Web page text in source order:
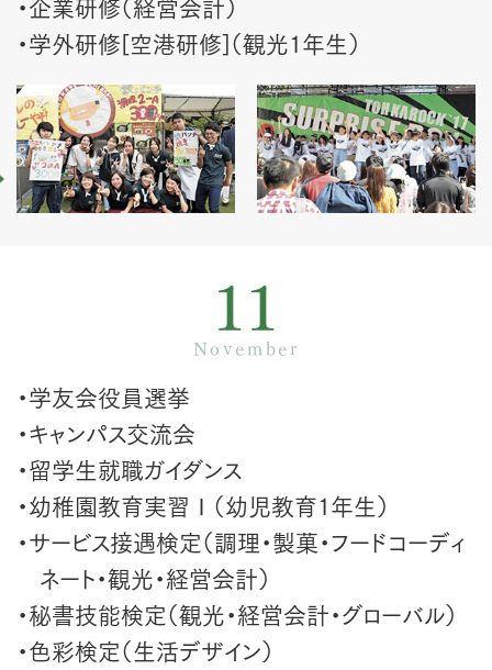
・企業研修（経営会計）
・学外研修[空港研修]（観光1年生）
11
November
・学友会役員選挙
・キャンパス交流会
・留学生就職ガイダンス
・幼稚園教育実習Ⅰ（幼児教育1年生）
・サービス接遇検定（調理・製菓・フードコーディ
ネート・観光・経営会計）
・秘書技能検定（観光・経営会計・グローバル）
・色彩検定（生活デザイン）